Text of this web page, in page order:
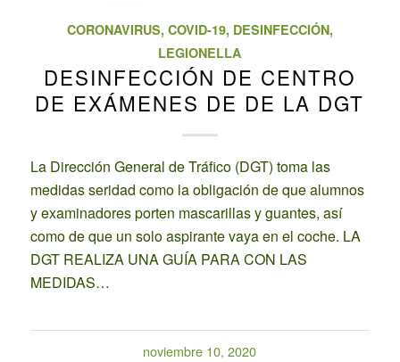
CORONAVIRUS, COVID-19, DESINFECCIÓN,
LEGIONELLA
DESINFECCIÓN DE CENTRO
DE EXÁMENES DE DE LA DGT
La Dirección General de Tráfico (DGT) toma las
medidas seridad como la obligación de que alumnos
y examinadores porten mascarillas y guantes, así
como de que un solo aspirante vaya en el coche. LA
DGT REALIZA UNA GUÍA PARA CON LAS
MEDIDAS…
noviembre 10, 2020